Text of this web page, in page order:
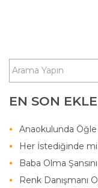
EN SON
Anaokulunda Öğle
Her İstediğinde
Baba Olma
Renk Danışmanı